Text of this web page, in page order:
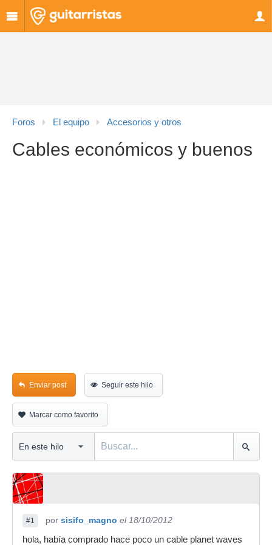
Foros El equipo Accesorios y otros
Cables económicos y buenos
Enviar post Seguir este hilo
Marcar como favorito
#1 por sisifo_magno el 18/10/2012
hola, había comprado hace poco un cable planet waves